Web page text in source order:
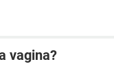
vagina?